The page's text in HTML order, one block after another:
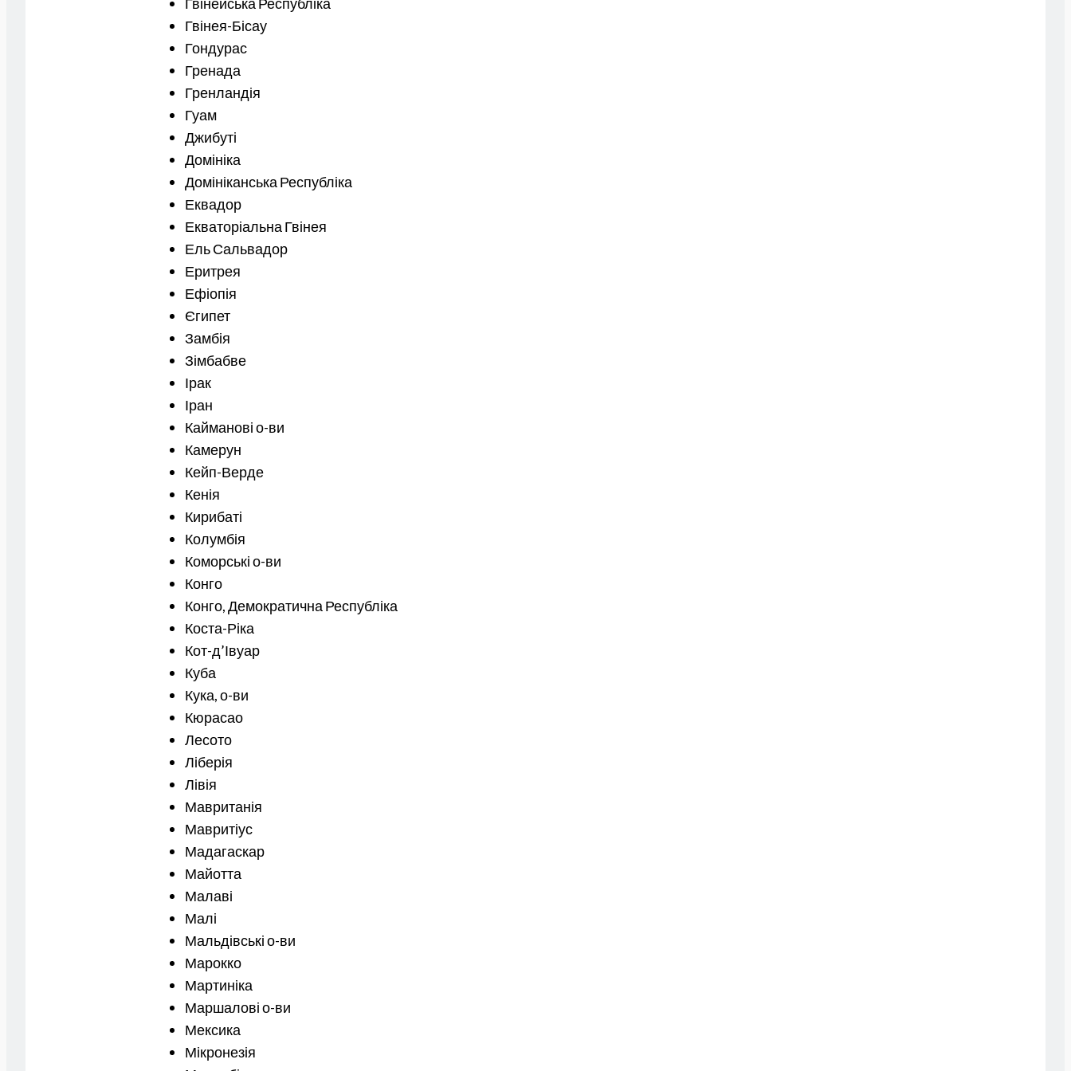
Гвінея-Бісау
Гондурас
Гренада
Гренландія
Гуам
Джибуті
Домініка
Домініканська Республіка
Еквадор
Екваторіальна Гвінея
Ель Сальвадор
Еритрея
Ефіопія
Єгипет
Замбія
Зімбабве
Ірак
Іран
Кайманові о-ви
Камерун
Кейп-Верде
Кенія
Кирибаті
Колумбія
Коморські о-ви
Конго
Конго, Демократична Республіка
Коста-Ріка
Кот-д’Івуар
Куба
Кука, о-ви
Кюрасао
Лесото
Ліберія
Лівія
Мавританія
Мавритіус
Мадагаскар
Майотта
Малаві
Малі
Мальдівські о-ви
Марокко
Мартиніка
Маршалові о-ви
Мексика
Мікронезія